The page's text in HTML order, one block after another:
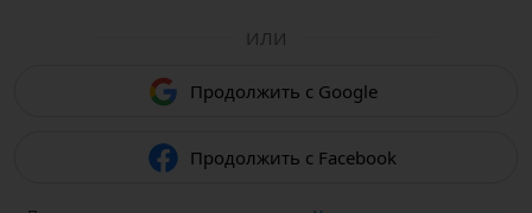
ИЛИ
Продолжить с Google
Продолжить с Facebook